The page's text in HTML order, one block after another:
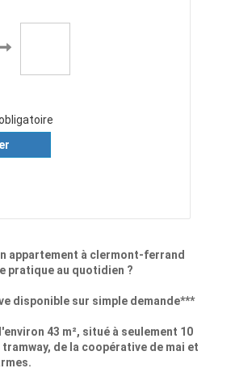
appartement à clermont-ferrand
pratique au quotidien ?
disponible sur simple demande***
43 m², situé à seulement 10
de la coopérative de mai et